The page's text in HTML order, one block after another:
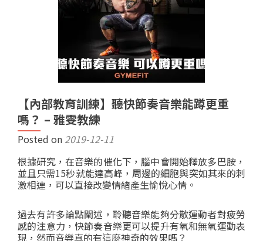
【內部教育訓練】聽快節奏音樂能蹲更重
嗎？ – 雅雯教練
Posted on 2019-12-11
根據研究，在音樂的催化下，腦中會開始釋放多巴胺，
並且只需15秒就能達高峰，周邊的細胞與突如其來的刺
激相連，可以直接改變情緒產生愉悅心情。
過去有許多論點闡述，聆聽音樂能夠分散運動者對疲勞
感的注意力，快節奏音樂更可以提升有氧和無氧運動表
現，然而音樂真的有這麼神奇的效果嗎？